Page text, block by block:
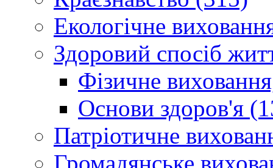
Екологічне
Здоровий спосіб
Фізичне
Основи здоров'я
Патріотичне